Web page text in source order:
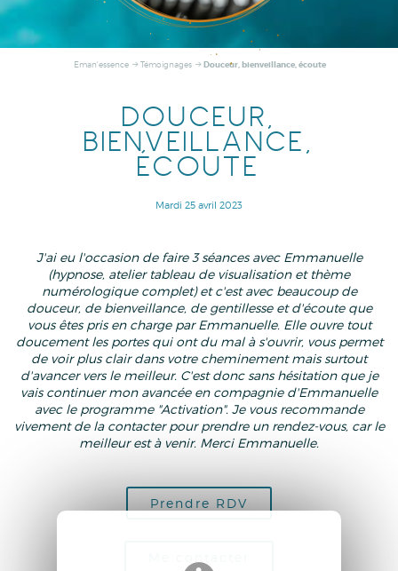
Eman'essence Témoignages Douceur, bienveillance, écoute
DOUCEUR,
BIENVEILLANCE,
ÉCOUTE
Mardi 25 avril 2023
J'ai eu l'occasion de faire 3 séances avec Emmanuelle
(hypnose, atelier tableau de visualisation et thème
numérologique complet) et c'est avec beaucoup de
douceur, de bienveillance, de gentillesse et d'écoute que
vous êtes pris en charge par Emmanuelle. Elle ouvre tout
doucement les portes qui ont du mal à s'ouvrir, vous permet
de voir plus clair dans votre cheminement mais surtout
d'avancer vers le meilleur. C'est donc sans hésitation que je
vais continuer mon avancée en compagnie d'Emmanuelle
avec le programme "Activation". Je vous recommande
vivement de la contacter pour prendre un rendez-vous, car le
meilleur est à venir. Merci Emmanuelle.
Prendre RDV